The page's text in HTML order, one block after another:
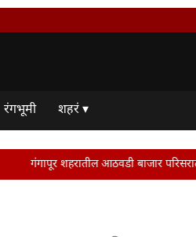
रंगभूमी शहरं ▾
आठवडी बाजार परिसरातील शौचालय